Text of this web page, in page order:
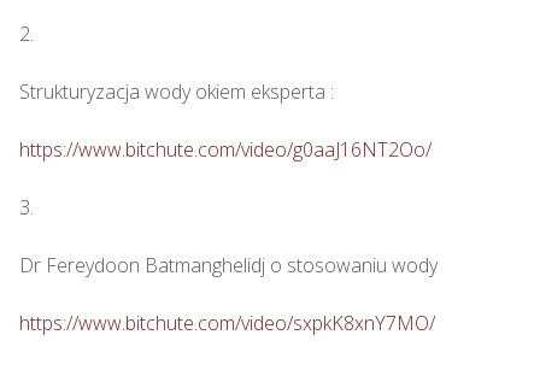
2.
Strukturyzacja wody okiem eksperta :
https://www.bitchute.com/video/g0aaJ16NT2Oo/
3.
Dr Fereydoon Batmanghelidj o stosowaniu wody
https://www.bitchute.com/video/sxpkK8xnY7MO/